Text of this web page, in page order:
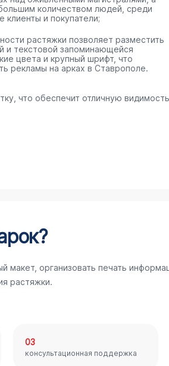
количеством людей, среди
и покупатели;
растяжки позволяет разместить
и текстовой запоминающейся
цвета и крупный шрифт, что
рекламы на арках в Ставрополе.
что обеспечит отличную видимость
макет, организовать печать
растяжки.
03
консультационная поддержка